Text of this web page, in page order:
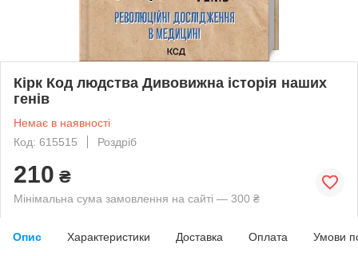
Кірк Код людства Дивовижна історія наших
генів
Немає в наявності
Код: 615515
Роздріб
210 ₴
Мінімальна сума замовлення на сайті — 300 ₴
Опис Характеристики Доставка Оплата Умови